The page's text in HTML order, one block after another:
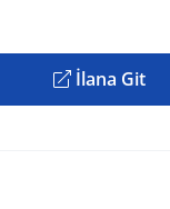
İlana Git